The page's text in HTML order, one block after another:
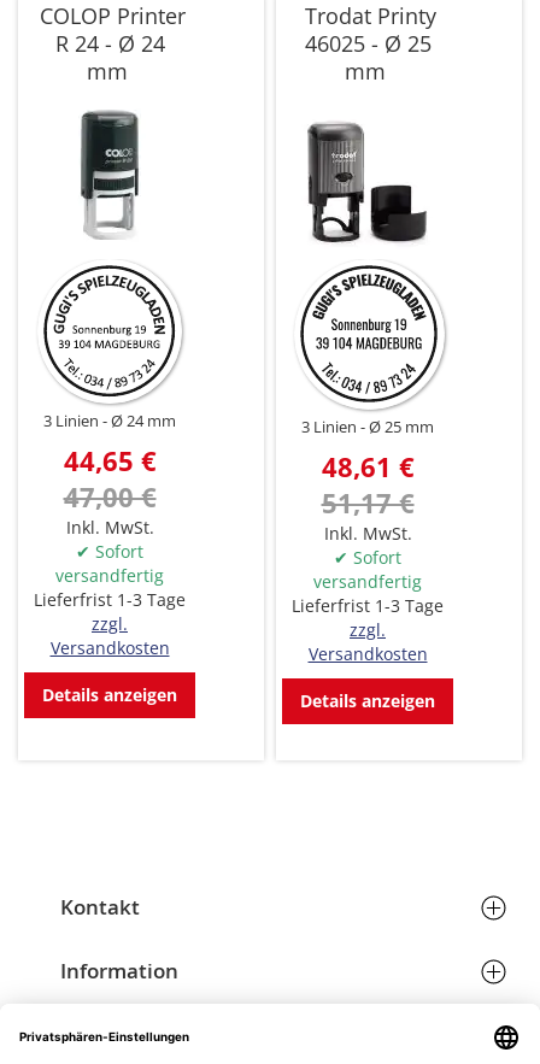
COLOP Printer
R 24 - Ø 24
mm
3 Linien Ø 24 mm
44,65 €
47,00 €
Inkl. MwSt.
✔ Sofort
versandfertig
Lieferfrist 1-3 Tage
zzgl.
Versandkosten
Details anzeigen
Trodat Printy
46025 - Ø 25
mm
3 Linien Ø 25 mm
48,61 €
51,17 €
Inkl. MwSt.
✔ Sofort
versandfertig
Lieferfrist 1-3 Tage
zzgl.
Versandkosten
Details anzeigen
Kontakt
Eichenstraße 6
Österreich
Email: grafik@schoeffmann.at
Öffnungszeiten
Information
Datenschutzerklärung
Versand